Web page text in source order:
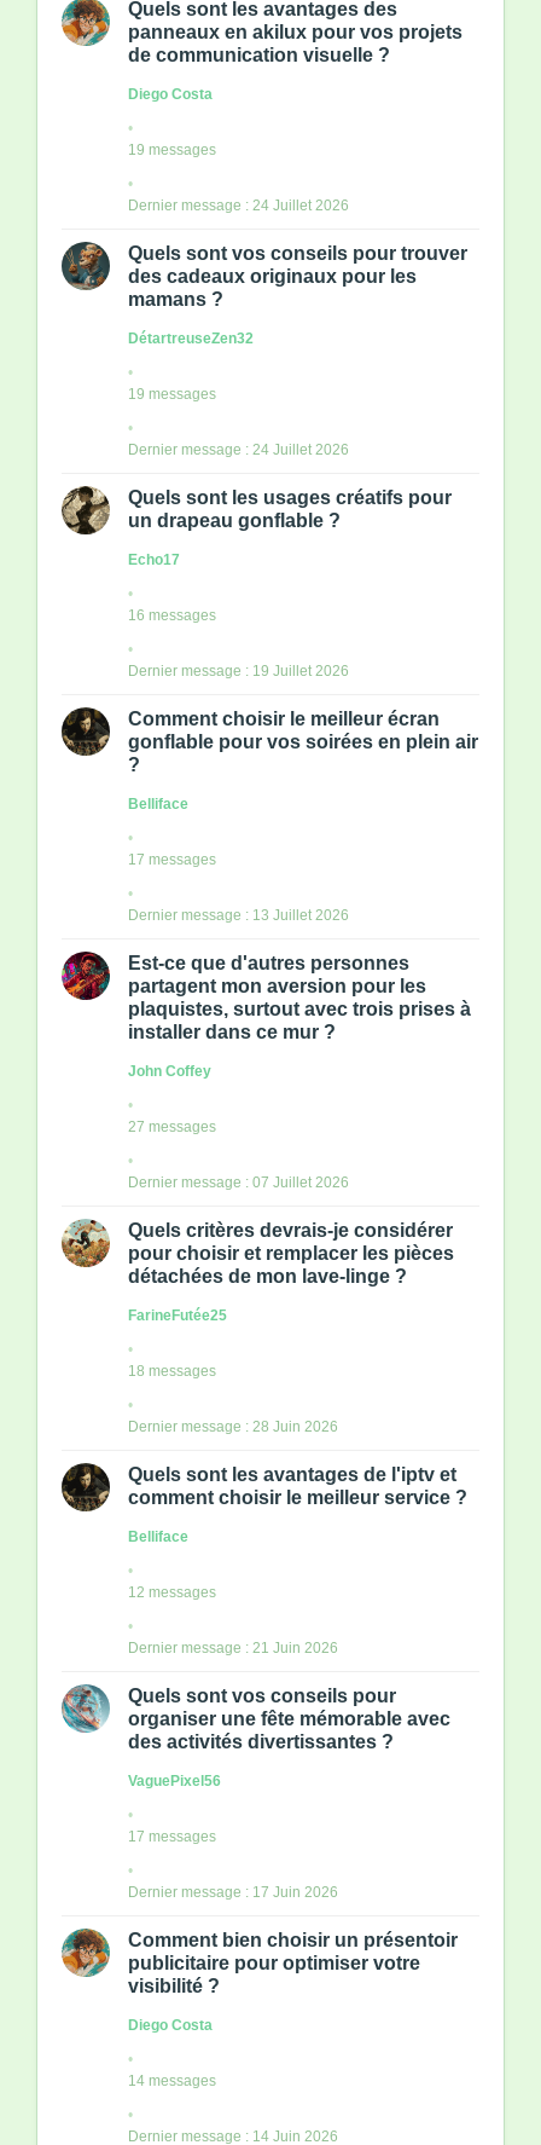
Quels sont les avantages des
panneaux en akilux pour vos projets
de communication visuelle ?
Diego Costa
19 messages
Dernier message : 24 Juillet 2026
Quels sont vos conseils pour trouver
des cadeaux originaux pour les
mamans ?
DétartreuseZen32
19 messages
Dernier message : 24 Juillet 2026
Quels sont les usages créatifs pour
un drapeau gonflable ?
Echo17
16 messages
Dernier message : 19 Juillet 2026
Comment choisir le meilleur écran
gonflable pour vos soirées en plein air
?
Belliface
17 messages
Dernier message : 13 Juillet 2026
Est-ce que d'autres personnes
partagent mon aversion pour les
plaquistes, surtout avec trois prises à
installer dans ce mur ?
John Coffey
27 messages
Dernier message : 07 Juillet 2026
Quels critères devrais-je considérer
pour choisir et remplacer les pièces
détachées de mon lave-linge ?
FarineFutée25
18 messages
Dernier message : 28 Juin 2026
Quels sont les avantages de l'iptv et
comment choisir le meilleur service ?
Belliface
12 messages
Dernier message : 21 Juin 2026
Quels sont vos conseils pour
organiser une fête mémorable avec
des activités divertissantes ?
VaguePixel56
17 messages
Dernier message : 17 Juin 2026
Comment bien choisir un présentoir
publicitaire pour optimiser votre
visibilité ?
Diego Costa
14 messages
Dernier message : 14 Juin 2026